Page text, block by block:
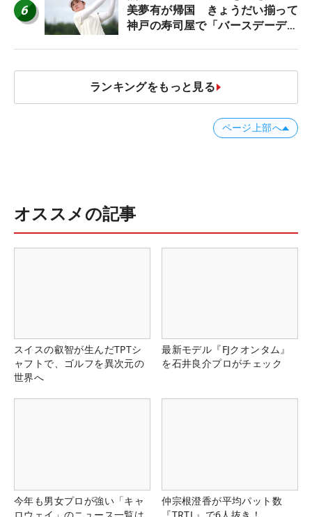
6
美夢有が帰国 きょうだい揃って
神戸の寿司屋で「バースデーディ
ランキングをもっと見る
ページ上部へ
オススメの記事
スイスの叡智が生んだTPTシ
ャフトで、ゴルフを異次元の
世界へ
最新モデル『FJクオンタム』
を石井良介プロがチェック
今年も男女プロが強い「キャ
ロウェイ」のニュース一覧は
仲宗根澄香が平均パット数
『TRTL』で6人抜き！